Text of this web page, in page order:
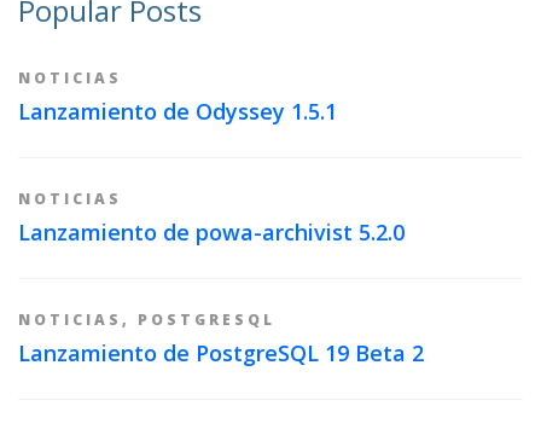
Popular Posts
NOTICIAS
Lanzamiento de Odyssey 1.5.1
NOTICIAS
Lanzamiento de powa-archivist 5.2.0
NOTICIAS , POSTGRESQL
Lanzamiento de PostgreSQL 19 Beta 2